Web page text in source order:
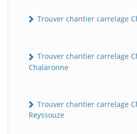
Trouver chantier carrelage
Trouver chantier carrelage
Chalaronne
Trouver chantier carrelage
Reyssouze